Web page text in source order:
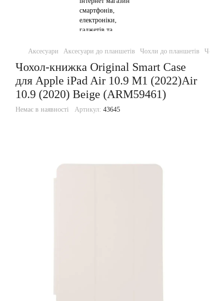
Аксесуари Аксесуари до планшетів Чохли до планшетів
Чохол-книжка Original Smart Case
для Apple iPad Air 10.9 M1 (2022)Air
10.9 (2020) Beige (ARM59461)
Немає в наявності Артикул: 43645